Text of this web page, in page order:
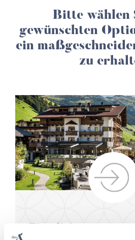
Bitte wählen
gewünschten
ein
zu
Flexible